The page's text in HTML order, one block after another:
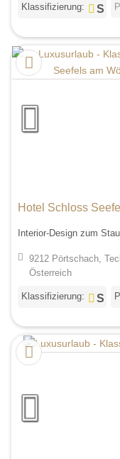
Klassifizierung:
Hotel Schloss
Interior-Design zum
9212 Pörtschach,
Österreich
Klassifizierung: